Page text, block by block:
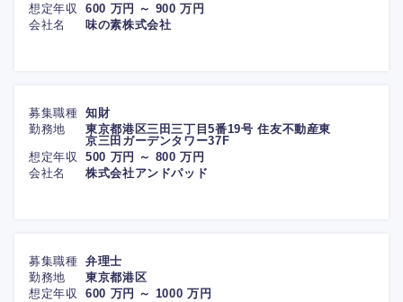
想定年収
600 万円 ～ 900 万円
会社名
味の素株式会社
募集職種 知財
勤務地
東京都港区三田三丁目5番19号 住友不動産東
京三田ガーデンタワー37F
想定年収
500 万円 ～ 800 万円
会社名
株式会社アンドパッド
募集職種 弁理士
勤務地
東京都港区
想定年収
600 万円 ～ 1000 万円